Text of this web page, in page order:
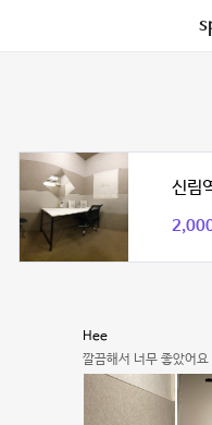
신림
Hee
깔끔해서 너무 좋았어